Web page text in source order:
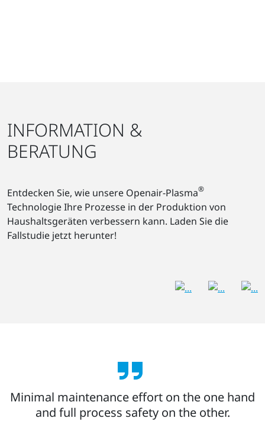
INFORMATION &
BERATUNG
Entdecken Sie, wie unsere Openair-Plasma®
Technologie Ihre Prozesse in der Produktion von
Haushaltsgeräten verbessern kann. Laden Sie die
Fallstudie jetzt herunter!
Minimal maintenance effort on the one hand
and full process safety on the other.